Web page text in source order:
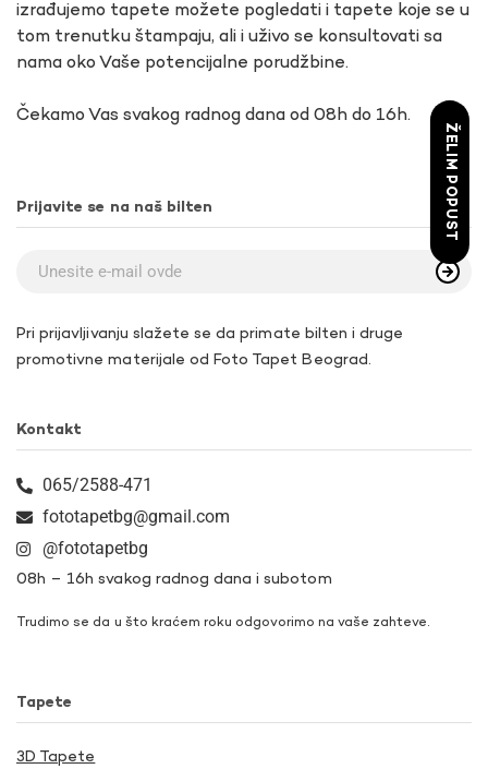
izrađujemo tapete možete pogledati i tapete koje se u
tom trenutku štampaju, ali i uživo se konsultovati sa
nama oko Vaše potencijalne porudžbine.
Čekamo Vas svakog radnog dana od 08h do 16h.
Prijavite se na naš bilten
Pri prijavljivanju slažete se da primate bilten i druge
promotivne materijale od Foto Tapet Beograd.
Kontakt
065/2588-471
fototapetbg@gmail.com
@fototapetbg
08h – 16h svakog radnog dana i subotom
Trudimo se da u što kraćem roku odgovorimo na vaše zahteve.
Tapete
3D Tapete
ŽELIM POPUST